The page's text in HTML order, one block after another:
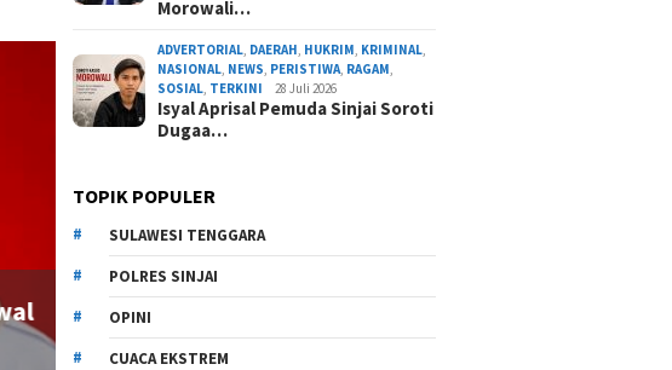
NEWS
DEMA UIAD Serahkan Petisi Kenaikan Dana
Ormawa, Wakil Rektor III Siap Bawa ke
Morowali…
ADVERTORIAL, DAERAH, HUKRIM, KRIMINAL,
NASIONAL, NEWS, PERISTIWA, RAGAM,
SOSIAL, TERKINI 28 Juli 2026
Isyal Aprisal Pemuda Sinjai Soroti
Dugaa…
TOPIK POPULER
SULAWESI TENGGARA
POLRES SINJAI
OPINI
CUACA EKSTREM